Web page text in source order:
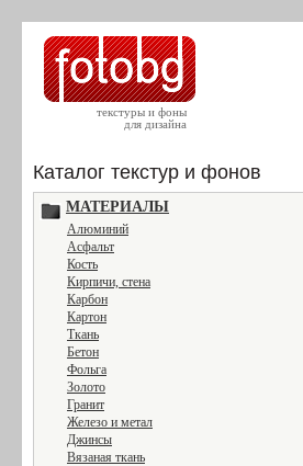
текстуры и фоны
для дизайна
Каталог текстур и фонов
МАТЕРИАЛЫ
Алюминий
Асфальт
Кость
Кирпичи, стена
Карбон
Картон
Ткань
Бетон
Фольга
Золото
Гранит
Железо и метал
Джинсы
Вязаная ткань